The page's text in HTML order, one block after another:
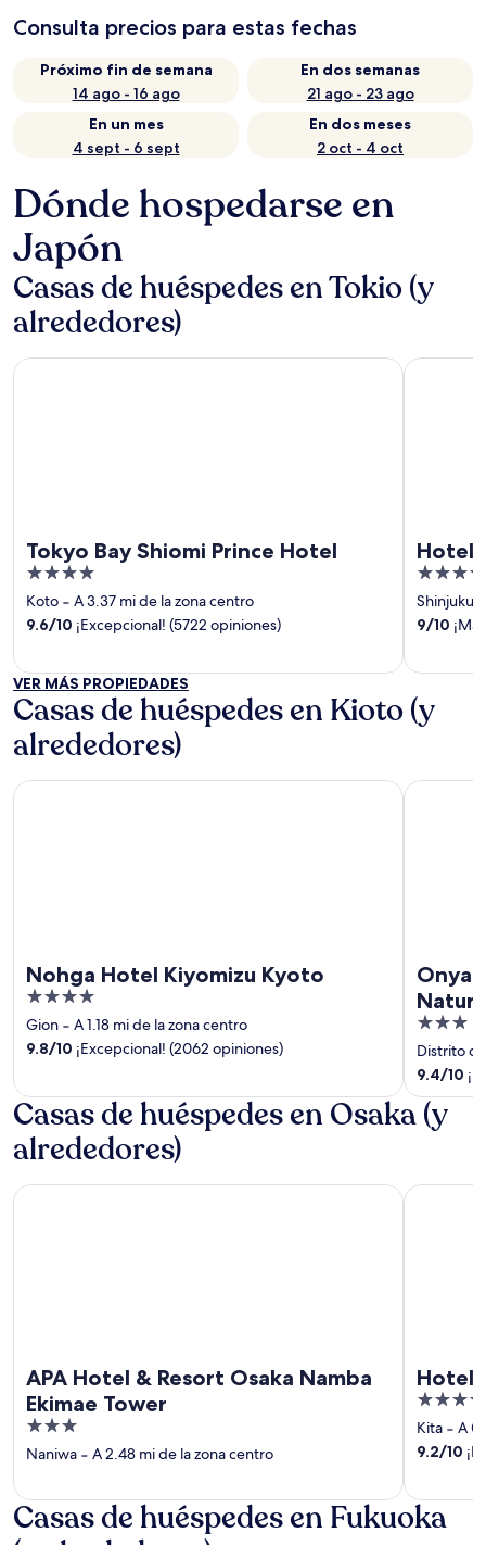
Consulta precios para estas fechas
Próximo fin de semana
14 ago - 16 ago
En dos semanas
21 ago - 23 ago
En un mes
4 sept - 6 sept
En dos meses
2 oct - 4 oct
Dónde hospedarse en
Japón
Casas de huéspedes en Tokio (y
alrededores)
Tokyo Bay Shiomi Prince Hotel
4
out
of
Koto ‐ A 3.37 mi de la zona centro
9.6/10 ¡Excepcional! (5722 opiniones)
Tokyo Bay Shiomi Prince Hotel
Hotel
4
out
of
Shinjuku
9/10
Hotel
VER MÁS PROPIEDADES
Casas de huéspedes en Kioto (y
alrededores)
Nohga Hotel Kiyomizu Kyoto
4
out
of
Gion ‐ A 1.18 mi de la zona centro
9.8/10 ¡Excepcional! (2062 opiniones)
Nohga Hotel Kiyomizu Kyoto
3
out
of
5
Distrito
9.4/10
Onyado
Casas de huéspedes en Osaka (y
alrededores)
APA Hotel & Resort Osaka Namba
Ekimae Tower
3
out
5
Naniwa ‐ A 2.48 mi de la zona centro
APA Hotel & Resort Osaka Namba Ekimae Tower
Hotel
4
out
of
Kita ‐ A
9.2/10
Hotel
Casas de huéspedes en Fukuoka